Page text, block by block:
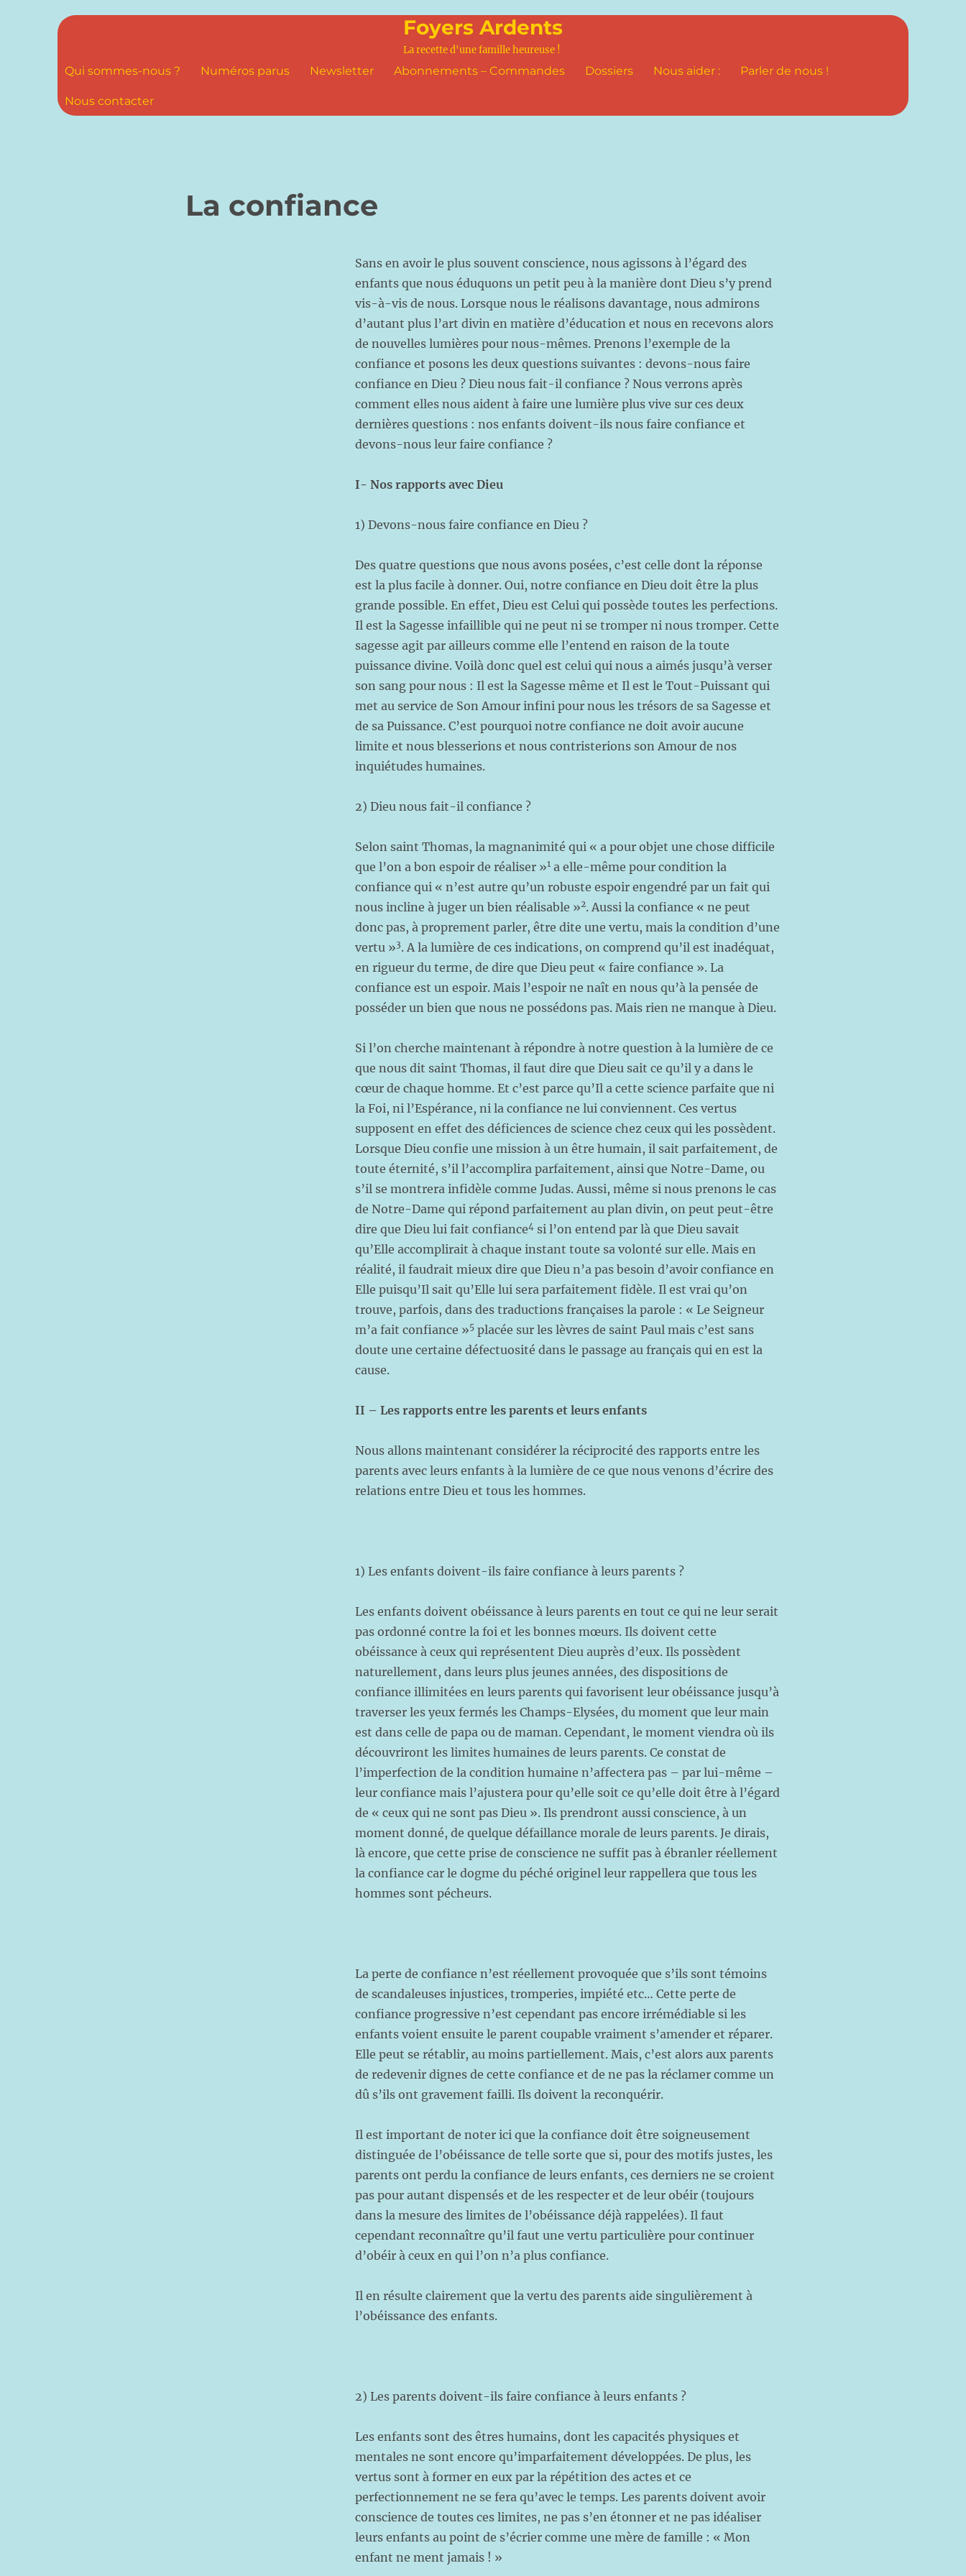
Foyers Ardents
La recette d'une famille heureuse !
Qui sommes-nous ? Numéros parus Newsletter Abonnements – Commandes Dossiers Nous aider : Parler de nous !
Nous contacter
La confiance
Sans en avoir le plus souvent conscience, nous agissons à l’égard des
enfants que nous éduquons un petit peu à la manière dont Dieu s’y prend
vis-à-vis de nous. Lorsque nous le réalisons davantage, nous admirons
d’autant plus l’art divin en matière d’éducation et nous en recevons alors
de nouvelles lumières pour nous-mêmes. Prenons l’exemple de la
confiance et posons les deux questions suivantes : devons-nous faire
confiance en Dieu ? Dieu nous fait-il confiance ? Nous verrons après
comment elles nous aident à faire une lumière plus vive sur ces deux
dernières questions : nos enfants doivent-ils nous faire confiance et
devons-nous leur faire confiance ?
I- Nos rapports avec Dieu
1) Devons-nous faire confiance en Dieu ?
Des quatre questions que nous avons posées, c’est celle dont la réponse
est la plus facile à donner. Oui, notre confiance en Dieu doit être la plus
grande possible. En effet, Dieu est Celui qui possède toutes les perfections.
Il est la Sagesse infaillible qui ne peut ni se tromper ni nous tromper. Cette
sagesse agit par ailleurs comme elle l’entend en raison de la toute
puissance divine. Voilà donc quel est celui qui nous a aimés jusqu’à verser
son sang pour nous : Il est la Sagesse même et Il est le Tout-Puissant qui
met au service de Son Amour infini pour nous les trésors de sa Sagesse et
de sa Puissance. C’est pourquoi notre confiance ne doit avoir aucune
limite et nous blesserions et nous contristerions son Amour de nos
inquiétudes humaines.
2) Dieu nous fait-il confiance ?
Selon saint Thomas, la magnanimité qui « a pour objet une chose difficile
que l’on a bon espoir de réaliser »1 a elle-même pour condition la
confiance qui « n’est autre qu’un robuste espoir engendré par un fait qui
nous incline à juger un bien réalisable »2. Aussi la confiance « ne peut
donc pas, à proprement parler, être dite une vertu, mais la condition d’une
vertu »3. A la lumière de ces indications, on comprend qu’il est inadéquat,
en rigueur du terme, de dire que Dieu peut « faire confiance ». La
confiance est un espoir. Mais l’espoir ne naît en nous qu’à la pensée de
posséder un bien que nous ne possédons pas. Mais rien ne manque à Dieu.
Si l’on cherche maintenant à répondre à notre question à la lumière de ce
que nous dit saint Thomas, il faut dire que Dieu sait ce qu’il y a dans le
cœur de chaque homme. Et c’est parce qu’Il a cette science parfaite que ni
la Foi, ni l’Espérance, ni la confiance ne lui conviennent. Ces vertus
supposent en effet des déficiences de science chez ceux qui les possèdent.
Lorsque Dieu confie une mission à un être humain, il sait parfaitement, de
toute éternité, s’il l’accomplira parfaitement, ainsi que Notre-Dame, ou
s’il se montrera infidèle comme Judas. Aussi, même si nous prenons le cas
de Notre-Dame qui répond parfaitement au plan divin, on peut peut-être
dire que Dieu lui fait confiance4 si l’on entend par là que Dieu savait
qu’Elle accomplirait à chaque instant toute sa volonté sur elle. Mais en
réalité, il faudrait mieux dire que Dieu n’a pas besoin d’avoir confiance en
Elle puisqu’Il sait qu’Elle lui sera parfaitement fidèle. Il est vrai qu’on
trouve, parfois, dans des traductions françaises la parole : « Le Seigneur
m’a fait confiance »5 placée sur les lèvres de saint Paul mais c’est sans
doute une certaine défectuosité dans le passage au français qui en est la
cause.
II – Les rapports entre les parents et leurs enfants
Nous allons maintenant considérer la réciprocité des rapports entre les
parents avec leurs enfants à la lumière de ce que nous venons d’écrire des
relations entre Dieu et tous les hommes.
1) Les enfants doivent-ils faire confiance à leurs parents ?
Les enfants doivent obéissance à leurs parents en tout ce qui ne leur serait
pas ordonné contre la foi et les bonnes mœurs. Ils doivent cette
obéissance à ceux qui représentent Dieu auprès d’eux. Ils possèdent
naturellement, dans leurs plus jeunes années, des dispositions de
confiance illimitées en leurs parents qui favorisent leur obéissance jusqu’à
traverser les yeux fermés les Champs-Elysées, du moment que leur main
est dans celle de papa ou de maman. Cependant, le moment viendra où ils
découvriront les limites humaines de leurs parents. Ce constat de
l’imperfection de la condition humaine n’affectera pas – par lui-même –
leur confiance mais l’ajustera pour qu’elle soit ce qu’elle doit être à l’égard
de « ceux qui ne sont pas Dieu ». Ils prendront aussi conscience, à un
moment donné, de quelque défaillance morale de leurs parents. Je dirais,
là encore, que cette prise de conscience ne suffit pas à ébranler réellement
la confiance car le dogme du péché originel leur rappellera que tous les
hommes sont pécheurs.
La perte de confiance n’est réellement provoquée que s’ils sont témoins
de scandaleuses injustices, tromperies, impiété etc… Cette perte de
confiance progressive n’est cependant pas encore irrémédiable si les
enfants voient ensuite le parent coupable vraiment s’amender et réparer.
Elle peut se rétablir, au moins partiellement. Mais, c’est alors aux parents
de redevenir dignes de cette confiance et de ne pas la réclamer comme un
dû s’ils ont gravement failli. Ils doivent la reconquérir.
Il est important de noter ici que la confiance doit être soigneusement
distinguée de l’obéissance de telle sorte que si, pour des motifs justes, les
parents ont perdu la confiance de leurs enfants, ces derniers ne se croient
pas pour autant dispensés et de les respecter et de leur obéir (toujours
dans la mesure des limites de l’obéissance déjà rappelées). Il faut
cependant reconnaître qu’il faut une vertu particulière pour continuer
d’obéir à ceux en qui l’on n’a plus confiance.
Il en résulte clairement que la vertu des parents aide singulièrement à
l’obéissance des enfants.
2) Les parents doivent-ils faire confiance à leurs enfants ?
Les enfants sont des êtres humains, dont les capacités physiques et
mentales ne sont encore qu’imparfaitement développées. De plus, les
vertus sont à former en eux par la répétition des actes et ce
perfectionnement ne se fera qu’avec le temps. Les parents doivent avoir
conscience de toutes ces limites, ne pas s’en étonner et ne pas idéaliser
leurs enfants au point de s’écrier comme une mère de famille : « Mon
enfant ne ment jamais ! »